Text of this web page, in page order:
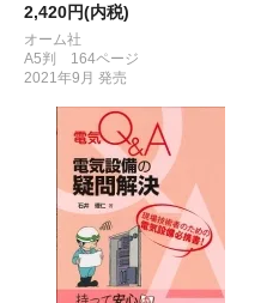
2,420円(内税)
オーム社
A5判 164ページ
2021年9月 発売